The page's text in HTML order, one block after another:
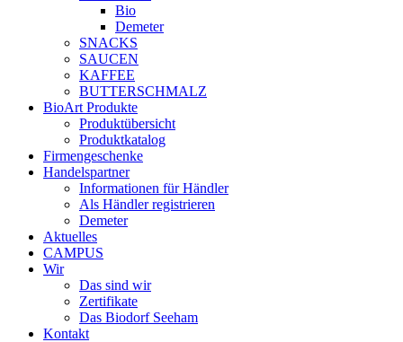
Bio
Demeter
SNACKS
SAUCEN
KAFFEE
BUTTERSCHMALZ
BioArt Produkte
Produktübersicht
Produktkatalog
Firmengeschenke
Handelspartner
Informationen für Händler
Als Händler registrieren
Demeter
Aktuelles
CAMPUS
Wir
Das sind wir
Zertifikate
Das Biodorf Seeham
Kontakt